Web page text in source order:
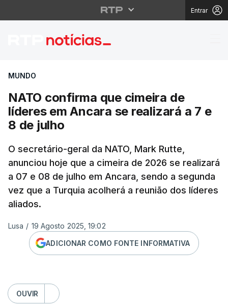
Entrar
NATO confirma que
MUNDO
NATO confirma que cimeira de
líderes em Ancara se realizará a 7 e
8 de julho
O secretário-geral da NATO, Mark Rutte,
anunciou hoje que a cimeira de 2026 se realizará
a 07 e 08 de julho em Ancara, sendo a segunda
vez que a Turquia acolherá a reunião dos líderes
aliados.
Lusa / 19 Agosto 2025, 19:02
ADICIONAR COMO FONTE INFORMATIVA
OUVIR